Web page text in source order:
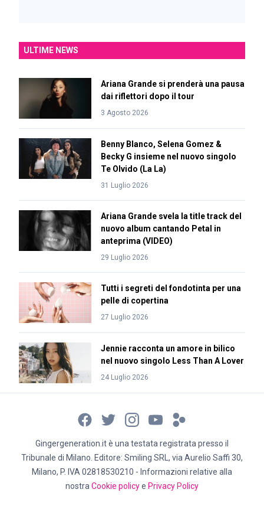
ULTIME NEWS
Ariana Grande si prenderà una pausa
dai riflettori dopo il tour
3 Agosto 2026
Benny Blanco, Selena Gomez &
Becky G insieme nel nuovo singolo
Te Olvido (La La)
31 Luglio 2026
Ariana Grande svela la title track del
nuovo album cantando Petal in
anteprima (VIDEO)
29 Luglio 2026
Tutti i segreti del fondotinta per una
pelle di copertina
27 Luglio 2026
Jennie racconta un amore in bilico
nel nuovo singolo Less Than A Lover
24 Luglio 2026
Gingergeneration.it è una testata registrata presso il
Tribunale di Milano. Editore: Smiling SRL, via Aurelio Saffi 30,
Milano, P. IVA 02818530210 - Informazioni relative alla
nostra Cookie policye Privacy Policy